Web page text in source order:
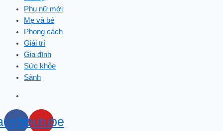
Phụ nữ mới
Mẹ và bé
Phong cách
Giải trí
Gia đình
Sức khỏe
Sành
Youtube